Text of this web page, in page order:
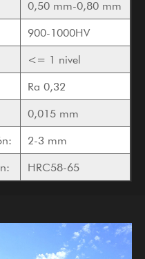
0,50 mm-0,80 mm
900-1000HV
<= 1 nivel
Ra 0,32
0,015 mm
2-3 mm
HRC58-65